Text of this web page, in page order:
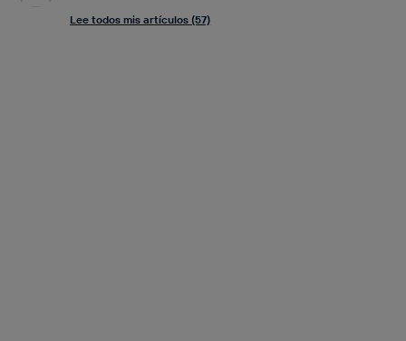
Lee todos mis artículos (57)